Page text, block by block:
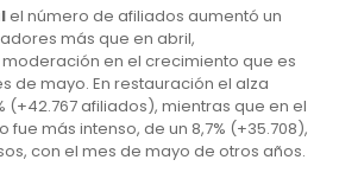
el número de afiliados aumentó un
más que en abril,
en el crecimiento que es
de mayo. En restauración el alza
(+42.767 afiliados), mientras que en el
más intenso, de un 8,7% (+35.708),
con el mes de mayo de otros años.